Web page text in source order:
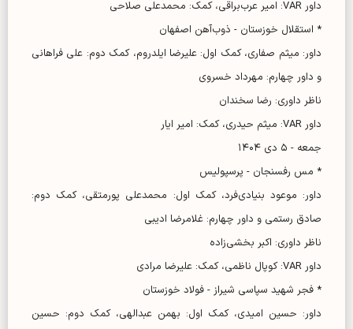
داور VAR: امیر عرب‌براقی، کمک: محمدعلی صلاحی
* استقلال خوزستان - ذوب‌آهن اصفهان
داور: میثم صفاری، کمک اول: علیرضا ایلدروم، کمک دوم: علی فراهانی
و داور چهارم: مهرداد خسروی
ناظر داوری: رضا سخندان
داور VAR: میثم حیدری، کمک: امیر ایار
جمعه - ۵ دی ۱۴۰۴
* مس رفسنجان - پرسپولیس
داور: موعود بنیادی‌فرد، کمک اول: محمدعلی پورمتقی، کمک دوم:
صادق رستمی و داور چهارم: غلامرضا ادیبی
ناظر داوری: اکبر بخشی‌زاده
داور VAR: کوپال ناظمی، کمک: علیرضا مرادی
* فجر شهید سپاسی شیراز - فولاد خوزستان
داور: حسین امیدی، کمک اول: بهمن عبدالهی، کمک دوم: حسین